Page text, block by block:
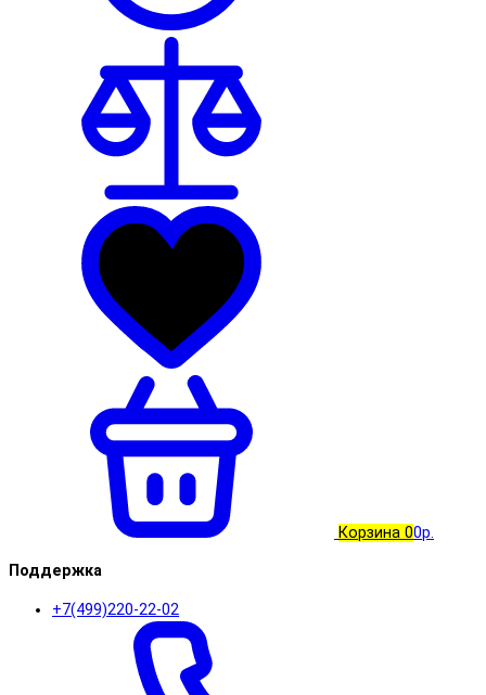
Корзина 00р.
Поддержка
+7(499)220-22-02